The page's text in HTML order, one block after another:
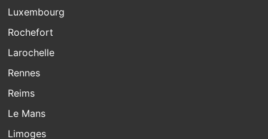
Luxembourg
Rochefort
Larochelle
Rennes
Reims
Le Mans
Limoges